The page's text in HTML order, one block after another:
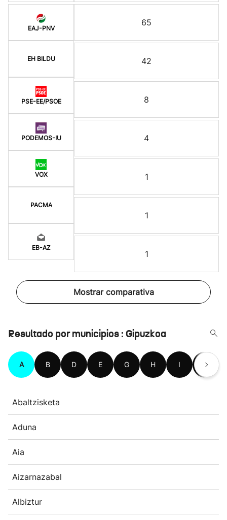
EAJ-PNV
EH BILDU
PSE-EE/PSOE
PODEMOS-IU
VOX
PACMA
EB-AZ
65
42
8
4
1
1
1
Mostrar comparativa
Resultado por municipios : Gipuzkoa
A B D E G H I L
Abaltzisketa
Aduna
Aia
Aizarnazabal
Albiztur